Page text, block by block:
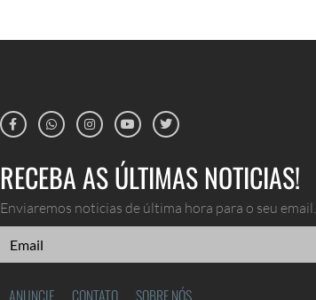
RECEBA AS ÚLTIMAS NOTICIAS!
Enviaremos noticias de última hora para o seu email.